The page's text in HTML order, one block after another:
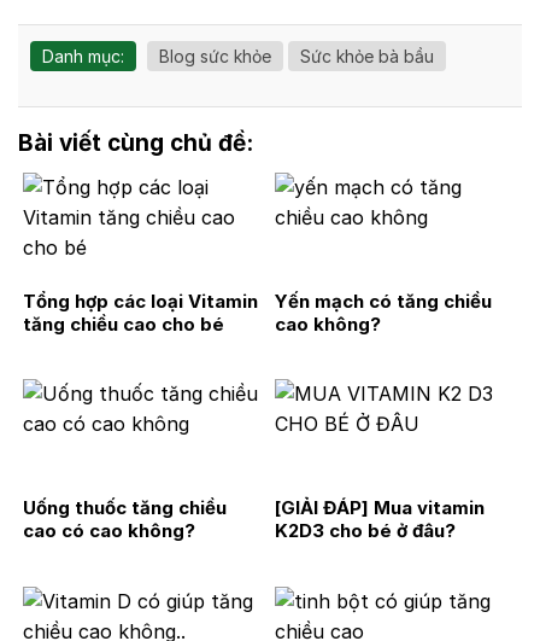
Danh mục: Blog sức khỏe Sức khỏe bà bầu
Bài viết cùng chủ đề:
Tổng hợp các loại Vitamin
tăng chiều cao cho bé
Yến mạch có tăng chiều
cao không?
Uống thuốc tăng chiều
cao có cao không?
[GIẢI ĐÁP] Mua vitamin
K2D3 cho bé ở đâu?